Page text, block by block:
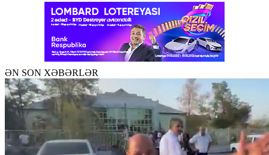
ƏN SON XƏBƏRLƏR